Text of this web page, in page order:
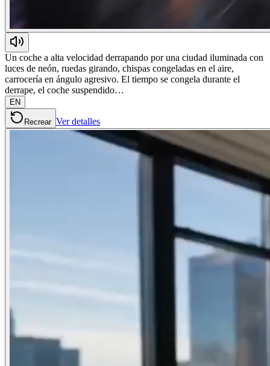
Un coche a alta velocidad derrapando por una ciudad iluminada con
luces de neón, ruedas girando, chispas congeladas en el aire,
carrocería en ángulo agresivo. El tiempo se congela durante el
derrape, el coche suspendido…
EN
Recrear Ver detalles